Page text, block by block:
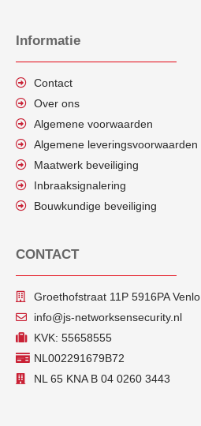
Informatie
Contact
Over ons
Algemene voorwaarden
Algemene leveringsvoorwaarden
Maatwerk beveiliging
Inbraaksignalering
Bouwkundige beveiliging
CONTACT
Groethofstraat 11P 5916PA Venlo
info@js-networksensecurity.nl
KVK: 55658555
NL002291679B72
NL 65 KNA B 04 0260 3443